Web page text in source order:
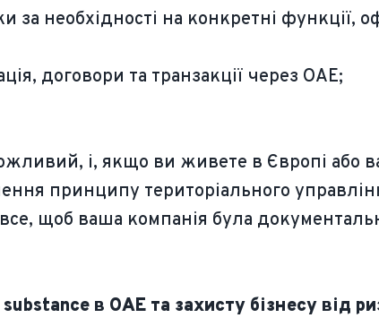
за необхідності на конкретні функції,
договори та транзакції через ОАЕ;
і, якщо ви живете в Європі або
принципу територіального
щоб ваша компанія була
в ОАЕ та захисту бізнесу від